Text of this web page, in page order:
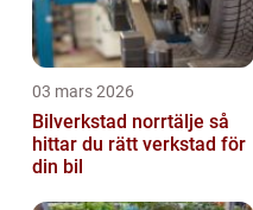
03 mars 2026
Bilverkstad norrtälje så
hittar du rätt verkstad för
din bil